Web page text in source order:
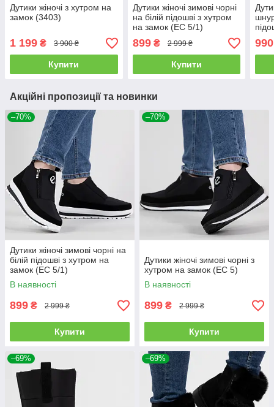
Дутики жіночі з хутром на
замок (3403)
1 199 ₴ 3 900 ₴
Купити
Дутики жіночі зимові чорні
на білій підошві з хутром
на замок (ЕС 5/1)
899₴ 2 999 ₴
Купити
990
Акційні пропозиції та новинки
–70%
Дутики жіночі зимові чорні на
білій підошві з хутром на
замок (ЕС 5/1)
В наявності
899 ₴ 2 999 ₴
Купити
–70%
Дутики жіночі зимові чорні з
хутром на замок (ЕС 5)
В наявності
899 ₴ 2 999 ₴
Купити
–69% –69%